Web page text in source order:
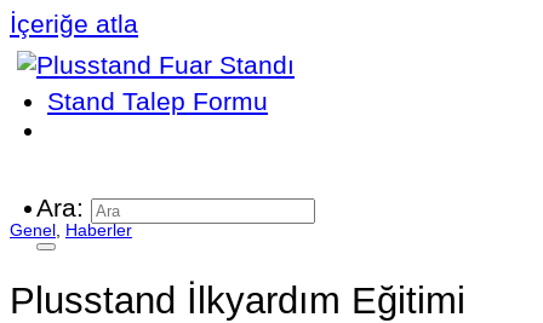
İçeriğe atla
Stand Talep Formu
Ara:
Genel, Haberler
Plusstand İlkyardım Eğitimi